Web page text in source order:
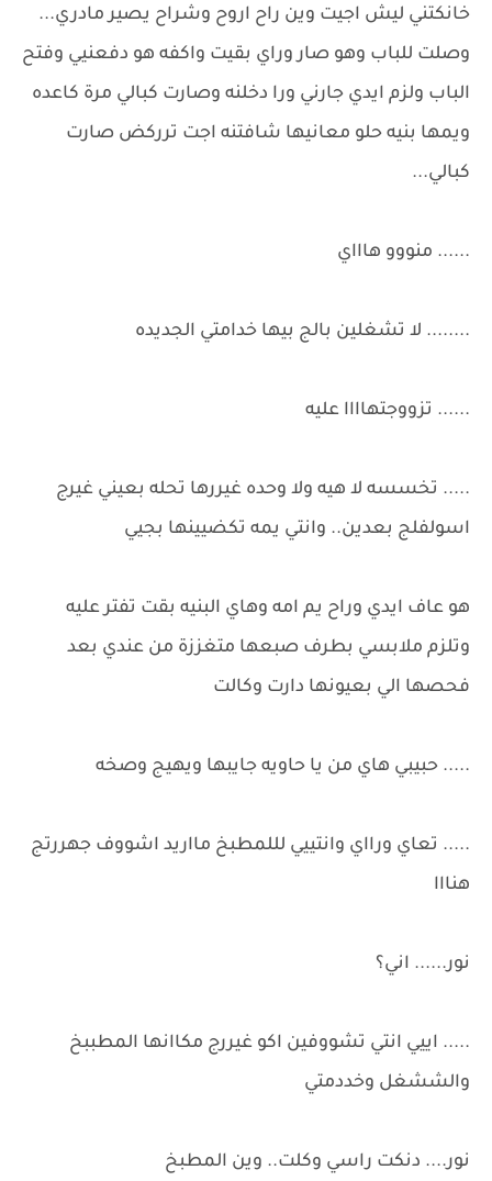
خانكتني ليش اجيت وين راح اروح وشراح يصير مادري...
وصلت للباب وهو صار وراي بقيت واكفه هو دفعنيي وفتح
الباب ولزم ايدي جارني ورا دخلنه وصارت كبالي مرة كاعده
ويمها بنيه حلو معانيها شافتنه اجت ترركض صارت
كبالي...
...... منووو هاااي
........ لا تشغلين بالج بيها خدامتي الجديده
...... تزووجتهاااا عليه
..... تخسسه لا هيه ولا وحده غيررها تحله بعيني غيرج
اسولفلج بعدين.. وانتي يمه تكضيينها بجيي
هو عاف ايدي وراح يم امه وهاي البنيه بقت تفتر عليه
وتلزم ملابسي بطرف صبعها متغززة من عندي بعد
فحصها الي بعيونها دارت وكالت
..... حبيبي هاي من يا حاويه جايبها ويهيج وصخه
..... تعاي ورااي وانتييي لللمطبخ مااريد اشووف جهررتج
هنااا
نور...... اني؟
..... اييي انتي تشووفين اكو غيررج مكاانها المطببخ
والششغل وخددمتي
نور.... دنكت راسي وكلت.. وين المطبخ